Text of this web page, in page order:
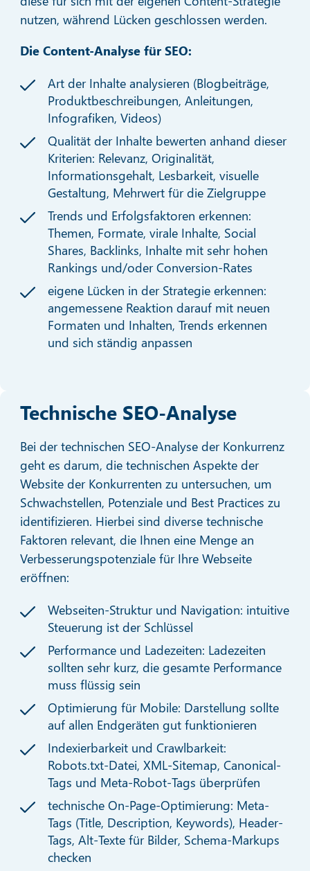
nutzen, während Lücken geschlossen werden.
Die Content-Analyse für SEO:
Art der Inhalte analysieren (Blogbeiträge,
Produktbeschreibungen, Anleitungen,
Infografiken, Videos)
Qualität der Inhalte bewerten anhand dieser
Kriterien: Relevanz, Originalität,
Informationsgehalt, Lesbarkeit, visuelle
Gestaltung, Mehrwert für die Zielgruppe
Trends und Erfolgsfaktoren erkennen:
Themen, Formate, virale Inhalte, Social
Shares, Backlinks, Inhalte mit sehr hohen
Rankings und/oder Conversion-Rates
eigene Lücken in der Strategie erkennen:
angemessene Reaktion darauf mit neuen
Formaten und Inhalten, Trends erkennen
und sich ständig anpassen
Technische SEO-Analyse
Bei der technischen SEO-Analyse der Konkurrenz
geht es darum, die technischen Aspekte der
Website der Konkurrenten zu untersuchen, um
Schwachstellen, Potenziale und Best Practices zu
identifizieren. Hierbei sind diverse technische
Faktoren relevant, die Ihnen eine Menge an
Verbesserungspotenziale für Ihre Webseite
eröffnen:
Webseiten-Struktur und Navigation: intuitive
Steuerung ist der Schlüssel
Performance und Ladezeiten: Ladezeiten
sollten sehr kurz, die gesamte Performance
muss flüssig sein
Optimierung für Mobile: Darstellung sollte
auf allen Endgeräten gut funktionieren
Indexierbarkeit und Crawlbarkeit:
Robots.txt-Datei, XML-Sitemap, Canonical-
Tags und Meta-Robot-Tags überprüfen
technische On-Page-Optimierung: Meta-
Tags (Title, Description, Keywords), Header-
Tags, Alt-Texte für Bilder, Schema-Markups
checken